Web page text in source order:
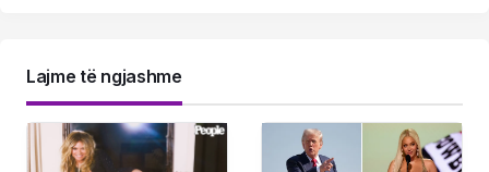
Lajme të ngjashme